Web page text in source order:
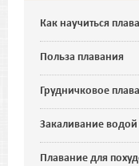
Как научиться
Польза плавания
Грудничковое
Закаливание водой
Плавание для